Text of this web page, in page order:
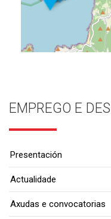
EMPREGO E
Presentación
Actualidade
Axudas e convocatorias